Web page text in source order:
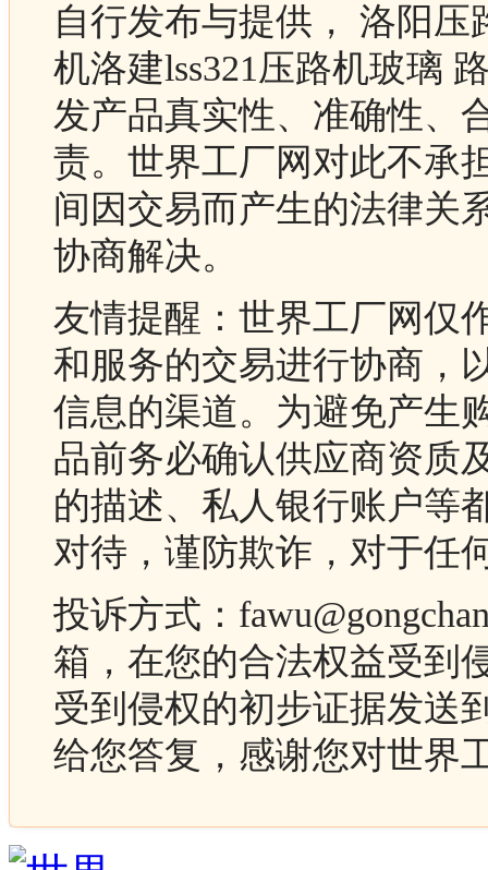
自行发布与提供， 洛阳
机洛建lss321压路机玻璃
发产品真实性、准确性、
责。世界工厂网对此不承
间因交易而产生的法律关
协商解决。
友情提醒：世界工厂网仅
和服务的交易进行协商，
信息的渠道。为避免产生
品前务必确认供应商资质
的描述、私人银行账户等
对待，谨防欺诈，对于任
投诉方式：
箱，在您的合法权益受到
受到侵权的初步证据发送
给您答复，感谢您对世界